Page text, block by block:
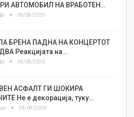
АВТОМОБИЛ НА ВРАБОТЕН…
06/08/2026
БРЕНА ПАДНА НА КОНЦЕРТОТ
Реакцијата на…
06/08/2026
АСФАЛТ ГИ ШОКИРА
Не е декорација, туку…
04/08/2026